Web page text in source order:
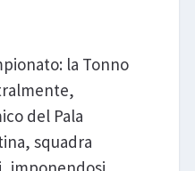
la Tonno
del Pala
squadra